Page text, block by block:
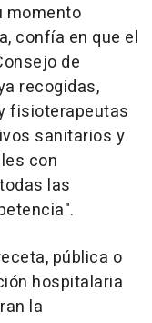
momento
confía en que el
de
recogidas,
fisioterapeutas
sanitarios y
con
las
pública o
hospitalaria
la